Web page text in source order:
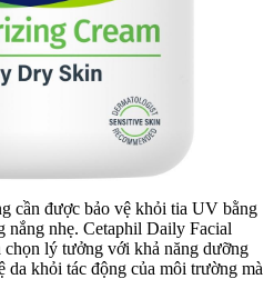
cần được bảo vệ khỏi tia UV bằng
nắng nhẹ. Cetaphil Daily Facial
lý tưởng với khả năng dưỡng
da khỏi tác động của môi trường mà